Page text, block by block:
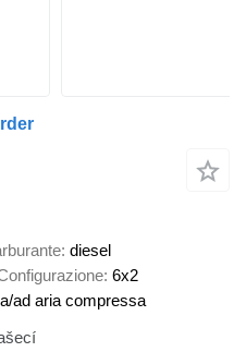
diesel
6x2
ad aria compressa